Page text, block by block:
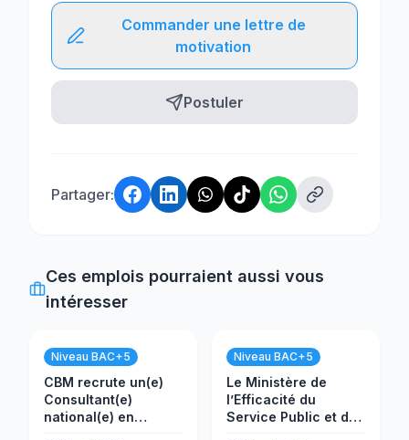
Commander une lettre de
motivation
Postuler
Partager:
Ces emplois pourraient aussi vous
intéresser
Niveau BAC+5
CBM recrute un(e)
Consultant(e)
national(e) en
Niveau BAC+5
Le Ministère de
l’Efficacité du
Service Public et de